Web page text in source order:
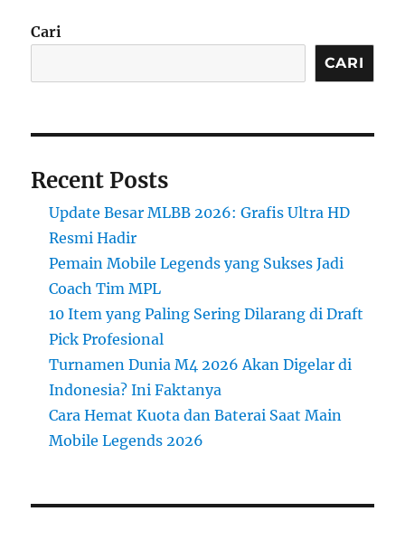
Cari
CARI
Recent Posts
Update Besar MLBB 2026: Grafis Ultra HD
Resmi Hadir
Pemain Mobile Legends yang Sukses Jadi
Coach Tim MPL
10 Item yang Paling Sering Dilarang di Draft
Pick Profesional
Turnamen Dunia M4 2026 Akan Digelar di
Indonesia? Ini Faktanya
Cara Hemat Kuota dan Baterai Saat Main
Mobile Legends 2026